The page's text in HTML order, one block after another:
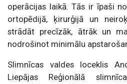
operācijas laikā. Tās ir īpaši
ortopēdijā, ķirurģijā un
strādāt precīzāk, ātrāk un
nodrošinot minimālu
Slimnīcas valdes loceklis
Liepājas Reģionālā